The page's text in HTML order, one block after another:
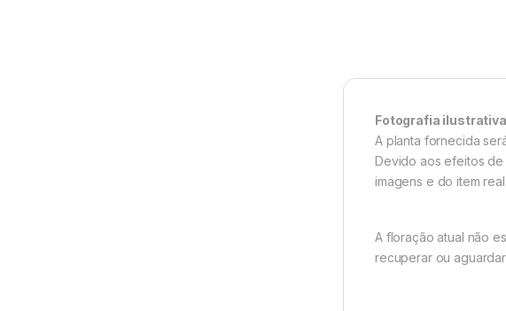
Fotografia
A planta fornecida
Devido aos efeitos
imagens e do item real.
A floração atual não
recuperar ou